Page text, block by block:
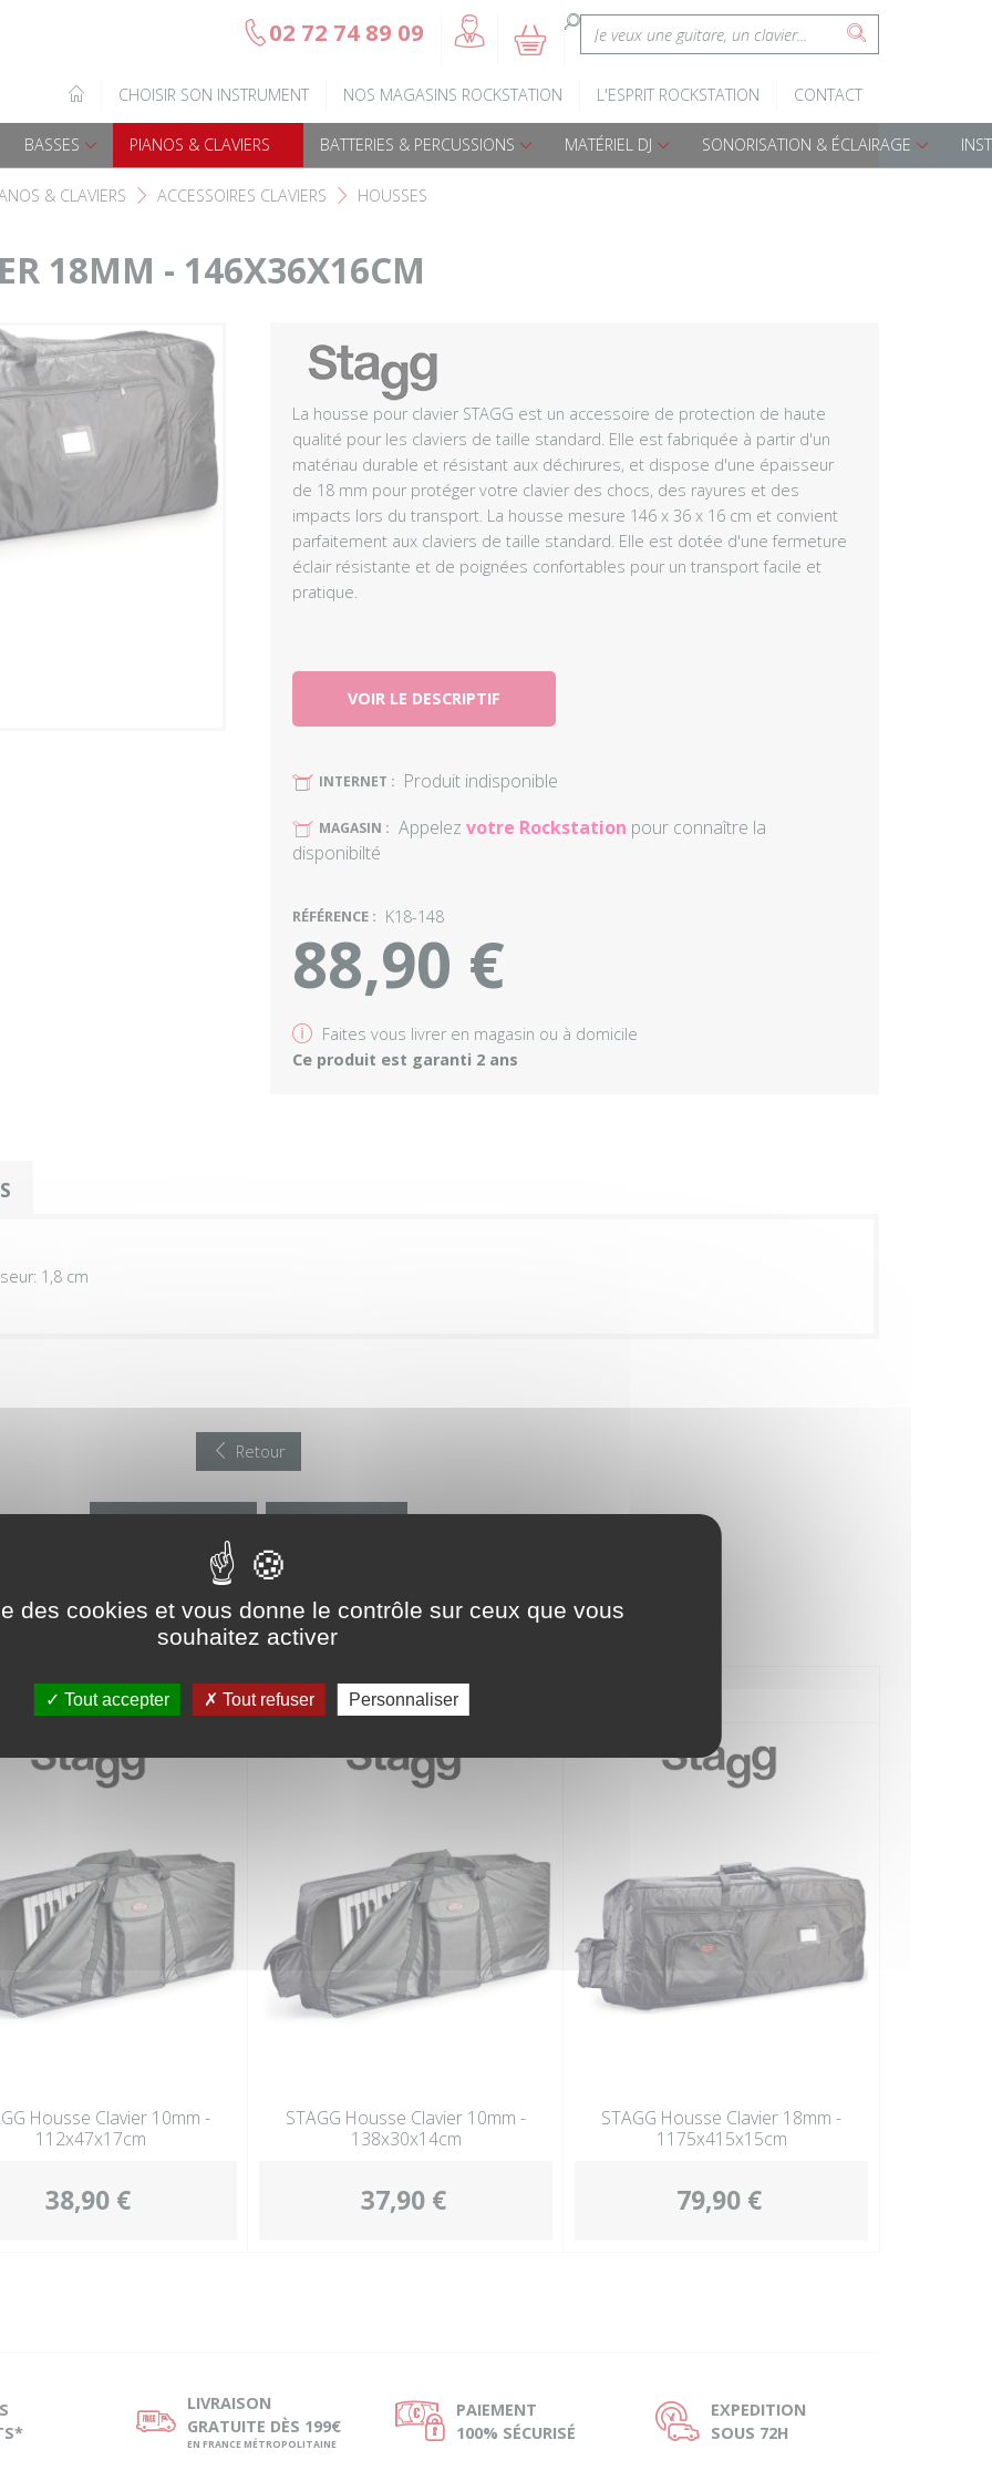
Guitares électriques
Amplis & effets
Accessoires guitares
Basses électriques
Claviers d'éveil
Pianos numériques Batteries
b02 72 74 89 09 @ 5
:
7 CHOISIR SON INSTRUMENT NOS MAGASINS ROCKSTATION L'ESPRIT ROCKSTATION CONTACT
BASSES PIANOS & CLAVIERS BATTERIES & PERCUSSIONS MATÉRIEL DJ SONORISATION & ÉCLAIRAGE
& CLAVIERS F ACCESSOIRES CLAVIERS F HOUSSES
18MM - 146X36X16CM
La housse pour clavier STAGG est un accessoire de protection de haute
qualité pour les claviers de taille standard. Elle est fabriquée à partir d'un
matériau durable et résistant aux déchirures, et dispose d'une épaisseur
de 18 mm pour protéger votre clavier des chocs, des rayures et des
impacts lors du transport. La housse mesure 146 x 36 x 16 cm et convient
parfaitement aux claviers de taille standard. Elle est dotée d'une fermeture
éclair résistante et de poignées confortables pour un transport facile et
pratique.
VOIR LE DESCRIPTIF
U INTERNET : Produit indisponible
U MAGASIN : Appelez votre Rockstation pour connaître la
disponibilté
RÉFÉRENCE : K18-148
88,90 €
v Faites vous livrer en magasin ou à domicile
Ce produit est garanti 2 ans
1,8 cm
Retour
Produit précédent Produit suivant
Housse Clavier 10mm -
112x47x17cm
38,90 €
STAGG Housse Clavier 10mm -
138x30x14cm
37,90 €
STAGG Housse Clavier 18mm -
1175x415x15cm
79,90 €
ø LIVRAISON
GRATUITE DÈS 199€
EN FRANCE MÉTROPOLITAINE
Ø PAIEMENT
100% SÉCURISÉ
Ù
EXPEDITION
SOUS 72H
des cookies et vous donne le contrôle sur ceux que vous
souhaitez activer
Tout accepter Tout refuser Personnaliser